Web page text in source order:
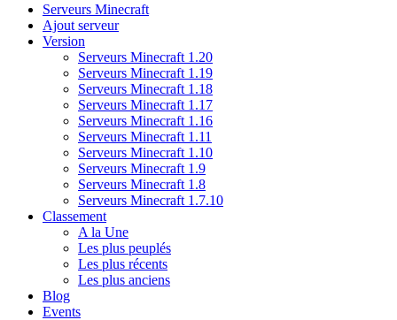
Serveurs Minecraft
Ajout serveur
Version
Serveurs Minecraft 1.20
Serveurs Minecraft 1.19
Serveurs Minecraft 1.18
Serveurs Minecraft 1.17
Serveurs Minecraft 1.16
Serveurs Minecraft 1.11
Serveurs Minecraft 1.10
Serveurs Minecraft 1.9
Serveurs Minecraft 1.8
Serveurs Minecraft 1.7.10
Classement
A la Une
Les plus peuplés
Les plus récents
Les plus anciens
Blog
Events